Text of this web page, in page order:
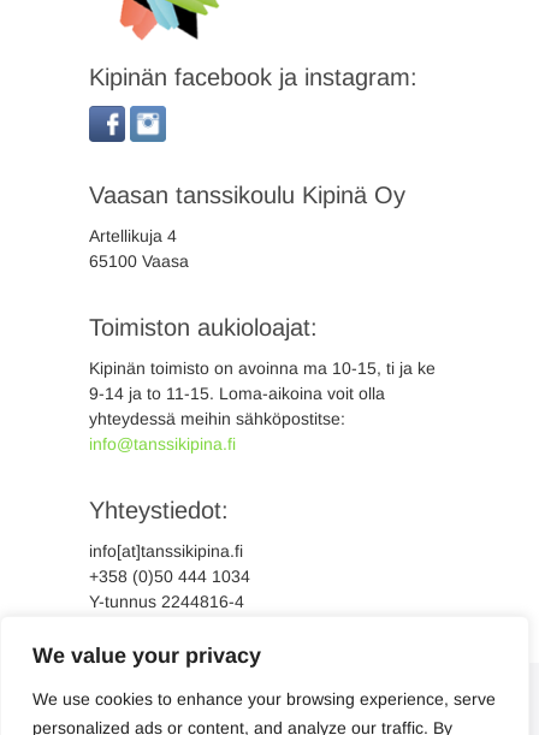
We value your privacy
We use cookies to enhance your browsing experience, serve
personalized ads or content, and analyze our traffic. By
Kipinän facebook ja instagram:
Vaasan tanssikoulu Kipinä Oy
Artellikuja 4
65100 Vaasa
Toimiston aukioloajat:
Kipinän toimisto on avoinna ma 10-15, ti ja ke
9-14 ja to 11-15. Loma-aikoina voit olla
yhteydessä meihin sähköpostitse:
info@tanssikipina.fi
Yhteystiedot:
info[at]tanssikipina.fi
+358 (0)50 444 1034
Y-tunnus 2244816-4